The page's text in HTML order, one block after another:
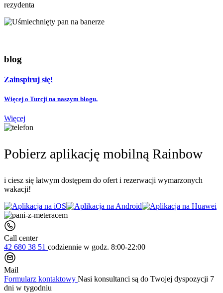
rezydenta
blog
Zainspiruj się!
Więcej o Turcji na naszym blogu.
Więcej
Pobierz aplikację mobilną Rainbow
i ciesz się łatwym dostępem do ofert i rezerwacji wymarzonych
wakacji!
Call center
42 680 38 51 codziennie w godz. 8:00-22:00
Mail
Formularz kontaktowy Nasi konsultanci są do Twojej dyspozycji 7
dni w tygodniu